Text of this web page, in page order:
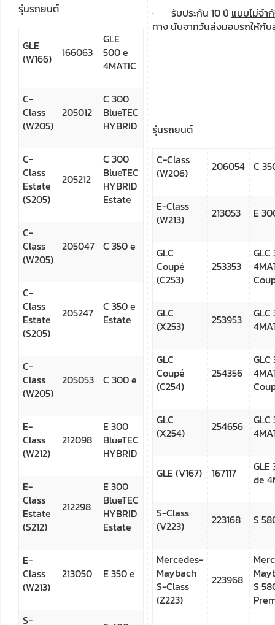
รุ่นรถยนต์
GLE
(W166)
166063
GLE
500 e
4MATIC
C-
Class
(W205)
205012
C 300
BlueTEC
HYBRID
C-
Class
Estate
(S205)
205212
C 300
BlueTEC
HYBRID
Estate
C-
Class
(W205)
205047 C 350 e
C-
Class
Estate
(S205)
205247
C 350 e
Estate
C-
Class
(W205)
205053 C 300 e
E-
Class
(W212)
212098
E 300
BlueTEC
HYBRID
E-
Class
Estate
(S212)
212298
E 300
BlueTEC
HYBRID
Estate
E-
Class
(W213)
213050 E 350 e
S-
· รับประกัน 10 ปี แบบไม่จำ
ทางนับจากวันส่งมอบรถให้กับ
รุ่นรถยนต์
C-Class
(W206)
206054 C
E-Class
(W213)
213053 E
GLC
Coupé
(C253)
253353
GLC
(X253)
253953
GLC
Coupé
(C254)
254356
GLC
GLC
(X254)
254656
GLC
GLE (V167) 167117
GLE
de
S-Class
(V223)
223168 S
Mercedes-
Maybach
S-Class
(Z223)
223968
S